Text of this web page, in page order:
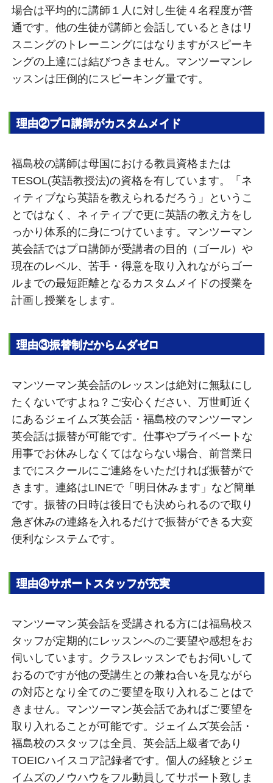
場合は平均的に講師１人に対し生徒４名程度が普
通です。他の生徒が講師と会話しているときはリ
スニングのトレーニングにはなりますがスピーキ
ングの上達には結びつきません。マンツーマンレ
ッスンは圧倒的にスピーキング量です。
理由②プロ講師がカスタムメイド
福島校の講師は母国における教員資格または
TESOL(英語教授法)の資格を有しています。「ネ
ィティブなら英語を教えられるだろう」というこ
とではなく、ネィティブで更に英語の教え方をし
っかり体系的に身につけています。マンツーマン
英会話ではプロ講師が受講者の目的（ゴール）や
現在のレベル、苦手・得意を取り入れながらゴー
ルまでの最短距離となるカスタムメイドの授業を
計画し授業をします。
理由③振替制だからムダゼロ
マンツーマン英会話のレッスンは絶対に無駄にし
たくないですよね？ご安心ください、万世町近く
にあるジェイムズ英会話・福島校のマンツーマン
英会話は振替が可能です。仕事やプライベートな
用事でお休みしなくてはならない場合、前営業日
までにスクールにご連絡をいただければ振替がで
きます。連絡はLINEで「明日休みます」など簡単
です。振替の日時は後日でも決められるので取り
急ぎ休みの連絡を入れるだけで振替ができる大変
便利なシステムです。
理由④サポートスタッフが充実
マンツーマン英会話を受講される方には福島校ス
タッフが定期的にレッスンへのご要望や感想をお
伺いしています。クラスレッスンでもお伺いして
おるのですが他の受講生との兼ね合いを見ながら
の対応となり全てのご要望を取り入れることはで
きません。マンツーマン英会話であればご要望を
取り入れることが可能です。ジェイムズ英会話・
福島校のスタッフは全員、英会話上級者であり
TOEICハイスコア記録者です。個人の経験とジェ
イムズのノウハウをフル動員してサポート致しま